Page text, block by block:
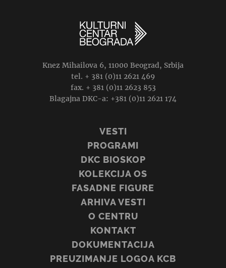
Knez Mihailova 6, 11000 Beograd, Srbija
tel. + 381 (0)11 2621 469
fax. + 381 (0)11 2623 853
Blagajna DKC-a: +381 (0)11 2621 174
VESTI
PROGRAMI
DKC BIOSKOP
KOLEKCIJA OS
FASADNE FIGURE
ARHIVA VESTI
O CENTRU
KONTAKT
DOKUMENTACIJA
PREUZIMANJE LOGOA KCB